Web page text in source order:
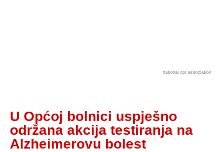
national cpr association
U Općoj bolnici uspješno
održana akcija testiranja na
Alzheimerovu bolest